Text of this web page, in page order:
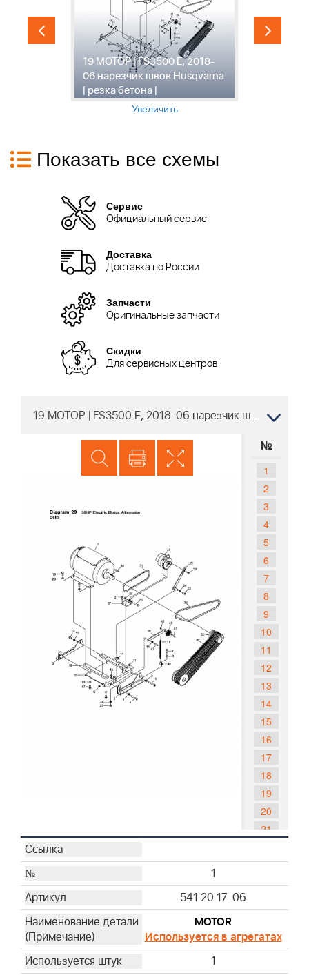
19 МОТОР | FS3500 E, 2018-
06 нарезчик швов Husqvarna
| резка бетона |
Увеличить
Показать все схемы
Сервис
Официальный сервис
Доставка
Доставка по России
Запчасти
Оригинальные запчасти
Скидки
Для сервисных центров
19 МОТОР | FS3500 E, 2018-06 нарезчик швов Husqvarna | резка бетона |
№
1
2
3
4
5
6
7
8
9
10
11
12
13
14
15
16
17
18
19
20
21
23
24
27
28
29
1
541 20 17-06
MOTOR
Используется в агрегатах
1